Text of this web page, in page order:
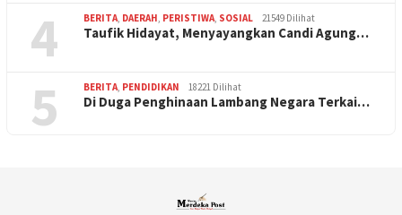
4 BERITA DAERAH PERISTIWA SOSIAL 21549 Dilihat
Taufik Hidayat, Menyayangkan Candi Agung…
5 BERITA PENDIDIKAN 18221 Dilihat
Di Duga Penghinaan Lambang Negara Terkai…